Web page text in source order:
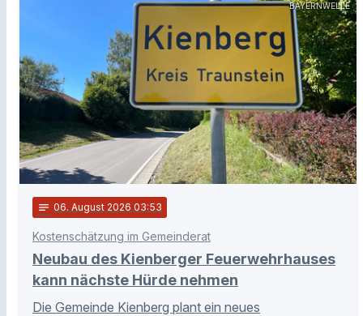
BAYERNWELLE
notes 06. August 2026 03:53
Kostenschätzung im Gemeinderat
Neubau des Kienberger Feuerwehrhauses
kann nächste Hürde nehmen
Die Gemeinde Kienberg plant ein neues